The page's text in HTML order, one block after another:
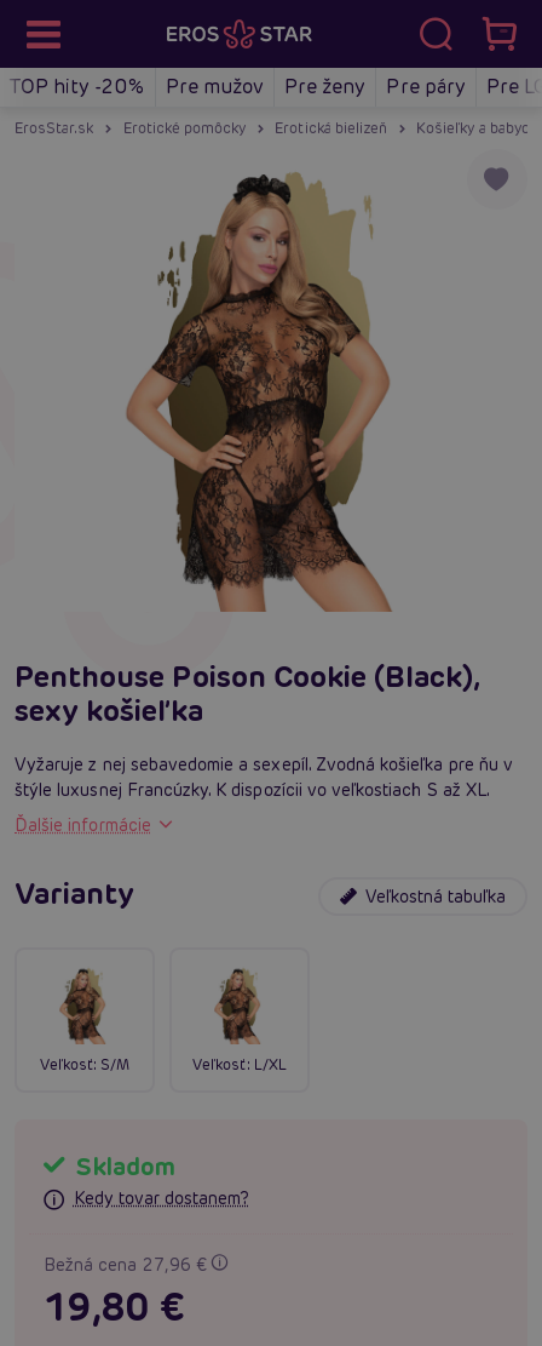
TOP hity -20% Pre mužov Pre ženy Pre páry Pre
ErosStar.sk Erotické pomôcky Erotická bielizeň Košieľky a
Penthouse Poison Cookie (Black),
sexy košieľka
Vyžaruje z nej sebavedomie a sexepíl. Zvodná košieľka pre ňu v
štýle luxusnej Francúzky. K dispozícii vo veľkostiach S až XL.
Ďalšie informácie
Varianty Veľkostná tabuľka
Veľkosť: S/M Veľkosť: L/XL
Skladom
Kedy tovar dostanem?
Bežná cena 27,96 €
19,80 €